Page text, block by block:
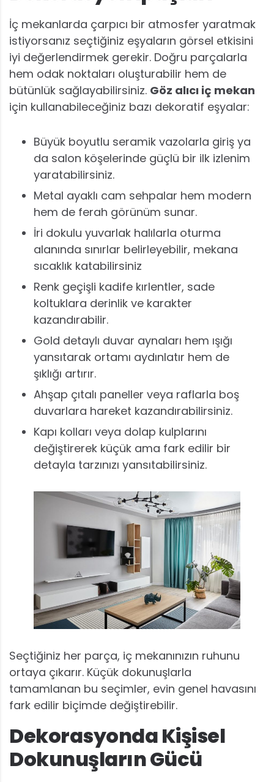
İç mekanlarda çarpıcı bir atmosfer yaratmak
istiyorsanız seçtiğiniz eşyaların görsel etkisini
iyi değerlendirmek gerekir. Doğru parçalarla
hem odak noktaları oluşturabilir hem de
bütünlük sağlayabilirsiniz. Göz alıcı iç mekan
için kullanabileceğiniz bazı dekoratif eşyalar:
Büyük boyutlu seramik vazolarla giriş ya
da salon köşelerinde güçlü bir ilk izlenim
yaratabilirsiniz.
Metal ayaklı cam sehpalar hem modern
hem de ferah görünüm sunar.
İri dokulu yuvarlak halılarla oturma
alanında sınırlar belirleyebilir, mekana
sıcaklık katabilirsiniz
Renk geçişli kadife kırlentler, sade
koltuklara derinlik ve karakter
kazandırabilir.
Gold detaylı duvar aynaları hem ışığı
yansıtarak ortamı aydınlatır hem de
şıklığı artırır.
Ahşap çıtalı paneller veya raflarla boş
duvarlara hareket kazandırabilirsiniz.
Kapı kolları veya dolap kulplarını
değiştirerek küçük ama fark edilir bir
detayla tarzınızı yansıtabilirsiniz.
Seçtiğiniz her parça, iç mekanınızın ruhunu
ortaya çıkarır. Küçük dokunuşlarla
tamamlanan bu seçimler, evin genel havasını
fark edilir biçimde değiştirebilir.
Dekorasyonda Kişisel
Dokunuşların Gücü